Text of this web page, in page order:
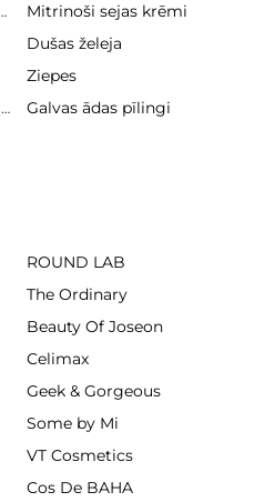
pret pinnēm
Mitrinoši sejas krēmi
Dušas želeja
Ziepes
Šampūni pret matu izkrišanu
Galvas ādas pīlingi
ROUND LAB
The Ordinary
Beauty Of Joseon
Celimax
Geek & Gorgeous
Some by Mi
VT Cosmetics
Cos De BAHA